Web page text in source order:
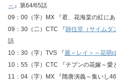
～ 』第64/65話
09：00（字）MX 『君、花海棠の紅に
09：30（二）CTC 『師任堂（サイムダ
話
10：30（字）TVS 『麗＜レイ＞～花萌
10：55（字）CTC 『テプンの花嫁～
11：04（字）MX 『隋唐演義～集いし